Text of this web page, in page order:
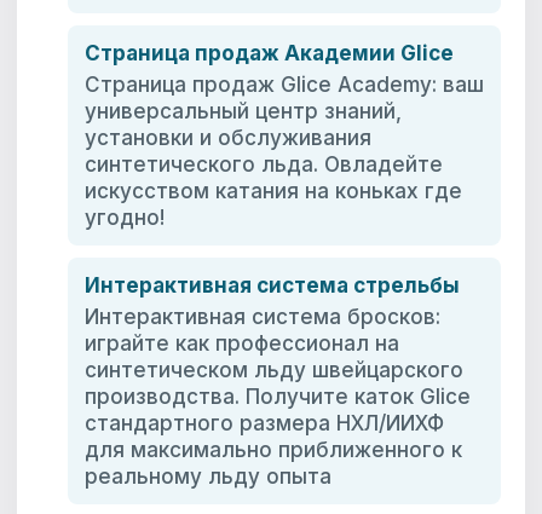
Страница продаж Академии Glice
Страница продаж Glice Academy: ваш
универсальный центр знаний,
установки и обслуживания
синтетического льда. Овладейте
искусством катания на коньках где
угодно!
Интерактивная система стрельбы
Интерактивная система бросков:
играйте как профессионал на
синтетическом льду швейцарского
производства. Получите каток Glice
стандартного размера НХЛ/ИИХФ
для максимально приближенного к
реальному льду опыта